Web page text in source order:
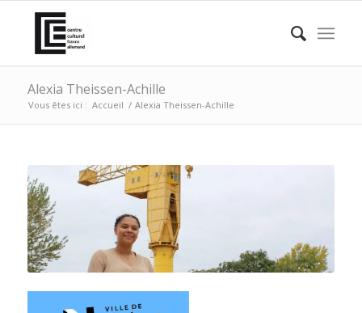
Alexia Theissen-Achille
Vous êtes ici : Accueil / Alexia Theissen-Achille